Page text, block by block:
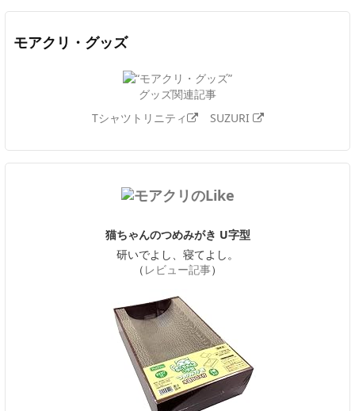
モアクリ・グッズ
グッズ関連記事
Tシャツトリニティ
SUZURI
猫ちゃんのつめみがき U字型
研いでよし、寝てよし。
（ レビュー記事）